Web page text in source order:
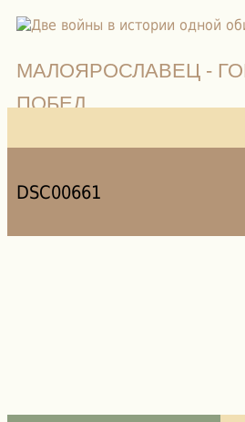
МАЛОЯРОСЛАВЕЦ -
ПОБЕД
DSC00661